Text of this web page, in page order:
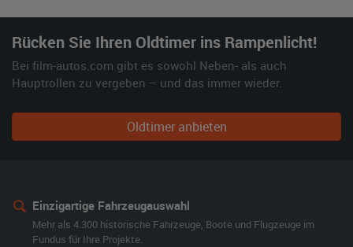
Rücken Sie Ihren Oldtimer ins Rampenlicht!
Bei film-autos.com gibt es sowohl Neben- als auch
Hauptrollen zu vergeben – und das immer wieder.
Oldtimer anbieten
Einzigartige Fahrzeugauswahl
Mehr als 4.300 historische Fahrzeuge, Boote und Flugzeuge im
Fundus für Ihre Projekte.